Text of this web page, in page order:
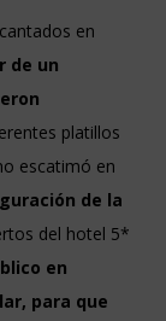
en
de un
platillos
escatimó en
de la
del hotel 5*
en
para que